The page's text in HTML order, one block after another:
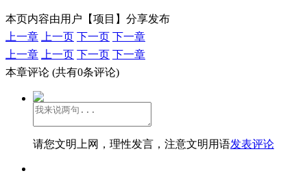
本页内容由用户【项目】分享发布
上一章
上一页 下一页 下一章
上一章
上一页 下一页 下一章
本章评论 (共有0条评论)
请您文明上网，理性发言，注意文明用语发表评论